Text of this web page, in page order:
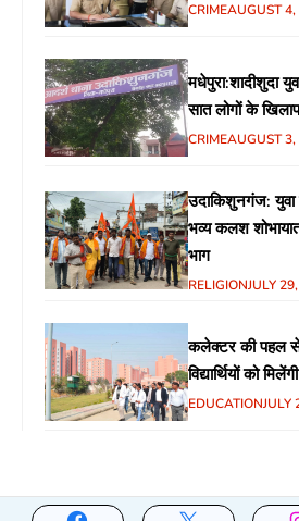
CRIMEAUGUST
मधेपुरा:शादीशुदा
सात लोगों के
CRIMEAUGUST
उदाकिशुनगंज: युवा
भव्य कलश
भाग
RELIGIONJULY
कलेक्टर की पहल
विद्यार्थियों को
EDUCATIONJULY